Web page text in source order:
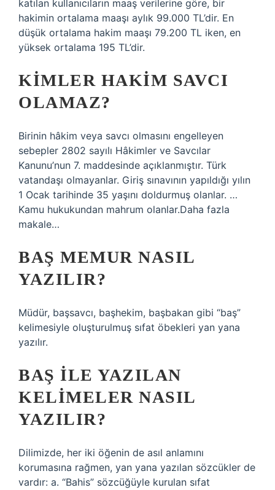
katılan kullanıcıların maaş verilerine göre, bir
hakimin ortalama maaşı aylık 99.000 TL’dir. En
düşük ortalama hakim maaşı 79.200 TL iken, en
yüksek ortalama 195 TL’dir.
KIMLER HAKIM SAVCI
OLAMAZ?
Birinin hâkim veya savcı olmasını engelleyen
sebepler 2802 sayılı Hâkimler ve Savcılar
Kanunu’nun 7. maddesinde açıklanmıştır. Türk
vatandaşı olmayanlar. Giriş sınavının yapıldığı yılın
1 Ocak tarihinde 35 yaşını doldurmuş olanlar. …
Kamu hukukundan mahrum olanlar.Daha fazla
makale…
BAŞ MEMUR NASIL
YAZILIR?
Müdür, başsavcı, başhekim, başbakan gibi “baş”
kelimesiyle oluşturulmuş sıfat öbekleri yan yana
yazılır.
BAŞ ILE YAZILAN
KELIMELER NASIL
YAZILIR?
Dilimizde, her iki öğenin de asıl anlamını
korumasına rağmen, yan yana yazılan sözcükler de
vardır: a. “Bahis” sözcüğüyle kurulan sıfat